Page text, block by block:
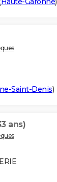
Saint-Denis)
ans)